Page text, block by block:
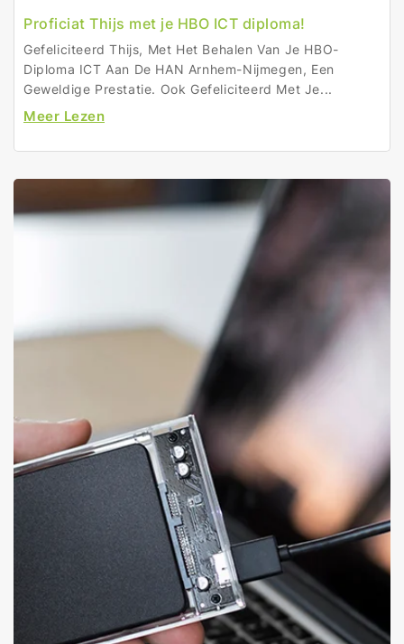
Proficiat Thijs met je HBO ICT diploma!
Gefeliciteerd Thijs, Met Het Behalen Van Je HBO-
Diploma ICT Aan De HAN Arnhem-Nijmegen, Een
Geweldige Prestatie. Ook Gefeliciteerd Met Je...
Meer Lezen